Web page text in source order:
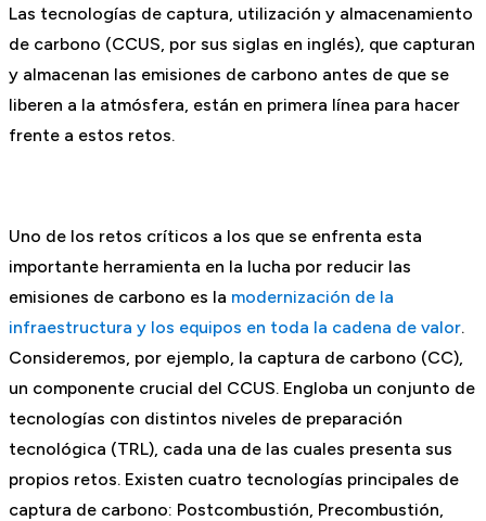
Las tecnologías de captura, utilización y almacenamiento
de carbono (CCUS, por sus siglas en inglés), que capturan
y almacenan las emisiones de carbono antes de que se
liberen a la atmósfera, están en primera línea para hacer
frente a estos retos.
Uno de los retos críticos a los que se enfrenta esta
importante herramienta en la lucha por reducir las
emisiones de carbono es la modernización de la
infraestructura y los equipos en toda la cadena de valor.
Consideremos, por ejemplo, la captura de carbono (CC),
un componente crucial del CCUS. Engloba un conjunto de
tecnologías con distintos niveles de preparación
tecnológica (TRL), cada una de las cuales presenta sus
propios retos. Existen cuatro tecnologías principales de
captura de carbono: Postcombustión, Precombustión,